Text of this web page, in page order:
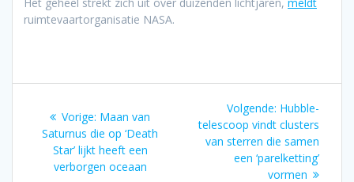
ruimtevaartorganisatie NASA.
navigatie
Vorige: Vorig
bericht:
Maan van
Saturnus die op ‘Death
Star’ lijkt heeft een
verborgen oceaan
Volgende: Volgend
bericht:
Hubble-
telescoop vindt clusters
van sterren die samen
een ‘parelketting’
vormen